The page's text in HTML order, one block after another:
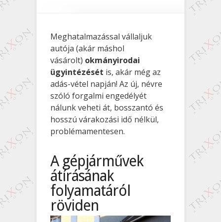
Meghatalmazással vállaljuk
autója (akár máshol
vásárolt) okmányirodai
ügyintézését is, akár még az
adás-vétel napján! Az új, névre
szóló forgalmi engedélyét
nálunk veheti át, bosszantó és
hosszú várakozási idő nélkül,
problémamentesen.
A gépjárművek
átírásának
folyamatáról
röviden